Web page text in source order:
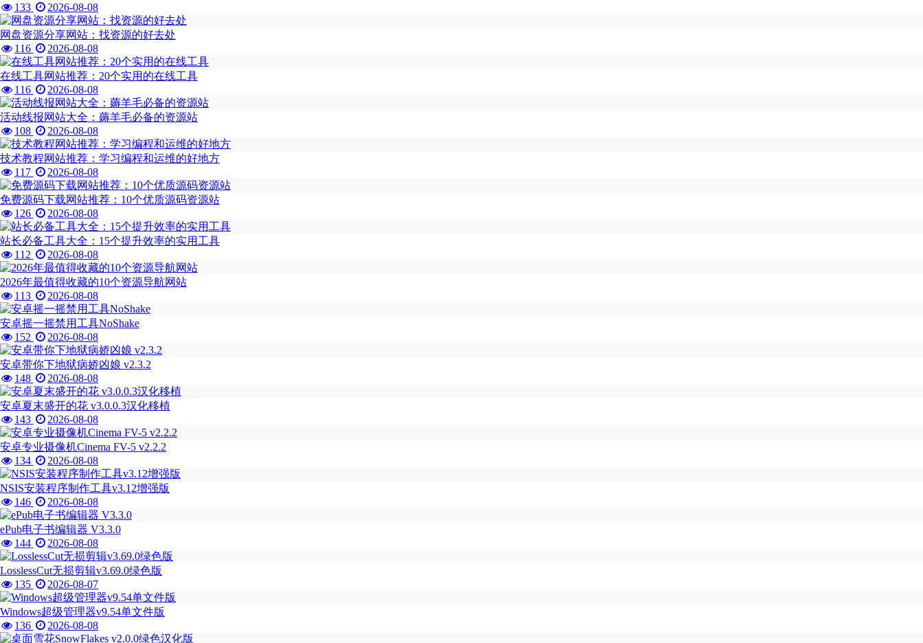
133
2026-08-08
网盘资源分享网站：找资源的好去处
116
2026-08-08
在线工具网站推荐：20个实用的在线工具
116
2026-08-08
活动线报网站大全：薅羊毛必备的资源站
108
2026-08-08
技术教程网站推荐：学习编程和运维的好地方
117
2026-08-08
免费源码下载网站推荐：10个优质源码资源站
126
2026-08-08
站长必备工具大全：15个提升效率的实用工具
112
2026-08-08
2026年最值得收藏的10个资源导航网站
113
2026-08-08
安卓摇一摇禁用工具NoShake
152
2026-08-08
安卓带你下地狱病娇凶娘 v2.3.2
148
2026-08-08
安卓夏末盛开的花 v3.0.0.3汉化移植
143
2026-08-08
安卓专业摄像机Cinema FV-5 v2.2.2
134
2026-08-08
NSIS安装程序制作工具v3.12增强版
146
2026-08-08
ePub电子书编辑器 V3.3.0
144
2026-08-08
LosslessCut无损剪辑v3.69.0绿色版
135
2026-08-07
Windows超级管理器v9.54单文件版
136
2026-08-08